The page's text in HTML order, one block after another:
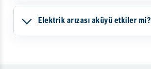
Elektrik arızası aküyü etkiler mi?